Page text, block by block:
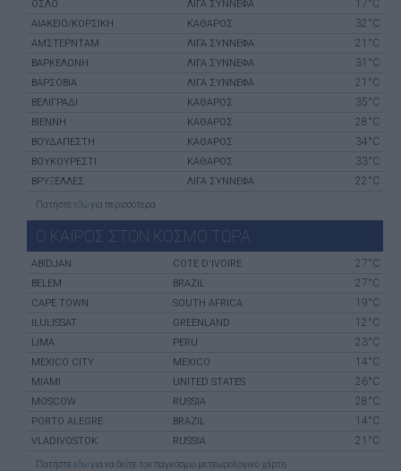
ΌΣΛΟ ΛΙΓΑ ΣΥΝΝΕΦΑ 17°C
ΑΙΆΚΕΙΟ/ΚΟΡΣΙΚΉ ΚΑΘΑΡΟΣ 32°C
ΑΜΣΤΕΡΝΤΑΜ ΛΙΓΑ ΣΥΝΝΕΦΑ 21°C
ΒΑΡΚΕΛΏΝΗ ΛΙΓΑ ΣΥΝΝΕΦΑ 31°C
ΒΑΡΣΟΒΊΑ ΛΙΓΑ ΣΥΝΝΕΦΑ 21°C
ΒΕΛΙΓΡΆΔΙ ΚΑΘΑΡΟΣ 35°C
ΒΙΈΝΝΗ ΚΑΘΑΡΟΣ 28°C
ΒΟΥΔΑΠΈΣΤΗ ΚΑΘΑΡΟΣ 34°C
ΒΟΥΚΟΥΡΈΣΤΙ ΚΑΘΑΡΟΣ 33°C
ΒΡΥΞΈΛΛΕΣ ΛΙΓΑ ΣΥΝΝΕΦΑ 22°C
Πατήστε εδώγια περισσότερα
Ο ΚΑΙΡΟΣ ΣΤΟΝ ΚΟΣΜΟ ΤΩΡΑ
ABIDJAN COTE D'IVOIRE 27°C
BELEM BRAZIL 27°C
CAPE TOWN SOUTH AFRICA 19°C
ILULISSAT GREENLAND 12°C
LIMA PERU 23°C
MEXICO CITY MEXICO 14°C
MIAMI UNITED STATES 26°C
MOSCOW RUSSIA 28°C
PORTO ALEGRE BRAZIL 14°C
VLADIVOSTOK RUSSIA 21°C
Πατήστε εδώγια να δείτε τον παγκόσμιο μετεωρολογικό χάρτη